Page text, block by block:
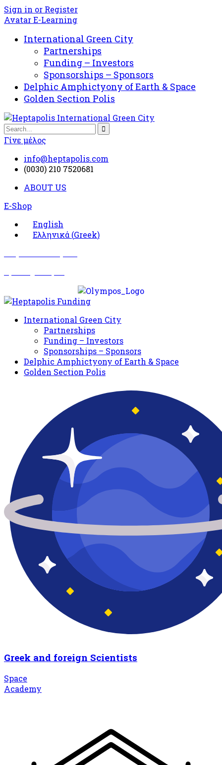
Sign in or Register
Avatar E-Learning
International Green City
Partnerships
Funding – Investors
Sponsorships – Sponsors
Delphic Amphictyony of Earth & Space
Golden Section Polis
Γίνε μέλος
info@heptapolis.com
(0030) 210 7520681
ABOUT US
E-Shop
English
Ελληνικά (Greek)
International Green City
Partnerships
Funding – Investors
Sponsorships – Sponsors
Delphic Amphictyony of Earth & Space
Golden Section Polis
Greek and foreign Scientists
Space
Academy